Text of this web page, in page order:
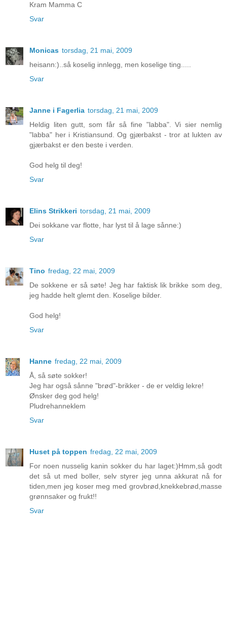
Kram Mamma C
Svar
Monicas torsdag, 21 mai, 2009
heisann:)..så koselig innlegg, men koselige ting.....
Svar
Janne i Fagerlia torsdag, 21 mai, 2009
Heldig liten gutt, som får så fine "labba". Vi sier nemlig
"labba" her i Kristiansund. Og gjærbakst - tror at lukten av
gjærbakst er den beste i verden.
God helg til deg!
Svar
Elins Strikkeri torsdag, 21 mai, 2009
Dei sokkane var flotte, har lyst til å lage sånne:)
Svar
Tino fredag, 22 mai, 2009
De sokkene er så søte! Jeg har faktisk lik brikke som deg,
jeg hadde helt glemt den. Koselige bilder.
God helg!
Svar
Hanne fredag, 22 mai, 2009
Å, så søte sokker!
Jeg har også sånne "brød"-brikker - de er veldig lekre!
Ønsker deg god helg!
Pludrehanneklem
Svar
Huset på toppen fredag, 22 mai, 2009
For noen nusselig kanin sokker du har laget:)Hmm,så godt
det så ut med boller, selv styrer jeg unna akkurat nå for
tiden,men jeg koser meg med grovbrød,knekkebrød,masse
grønnsaker og frukt!!
Svar